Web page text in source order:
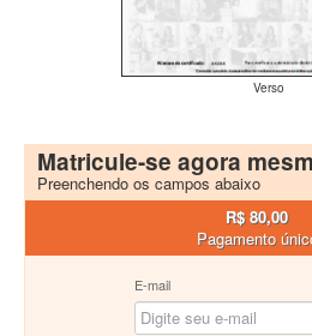
Verso
Matricule-se agora
Preenchendo os campos abaixo
R$ 80,00
Pagamento
E-mail